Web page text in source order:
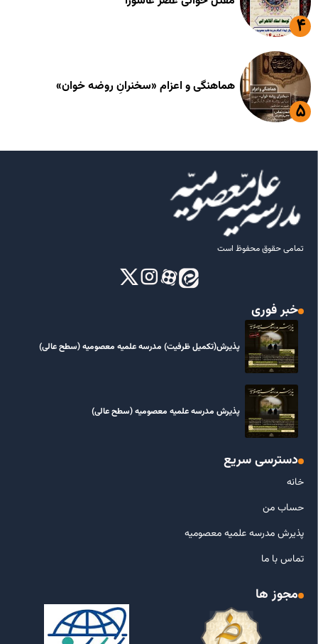
هماهنگی و اعزام «سخنرانِ روضه خوان»
تمامی حقوق محفوظ است
خبر فوری
پذیرش(تکمیل ظرفیت) مدرسه علمیه معصومیه‌ (سطح عالی)
پذیرش مدرسه علمیه معصومیه‌ (سطح عالی)
دسترسی سریع
خانه
حساب من
پذیرش مدرسه علمیه معصومیه
تماس با ما
مجوز ها